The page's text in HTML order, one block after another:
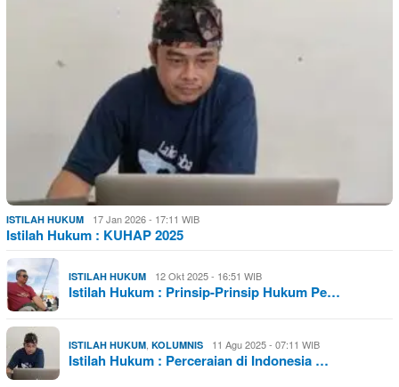
ISTILAH HUKUM 17 Jan 2026 - 17:11 WIB
Istilah Hukum : KUHAP 2025
ISTILAH HUKUM 12 Okt 2025 - 16:51 WIB
Istilah Hukum : Prinsip-Prinsip Hukum Pe…
ISTILAH HUKUM KOLUMNIS 11 Agu 2025 - 07:11 WIB
Istilah Hukum : Perceraian di Indonesia …